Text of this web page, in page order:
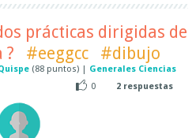
prácticas dirigidas de
?
#eeggcc #dibujo
(88 puntos) | Generales Ciencias
0
2 respuestas